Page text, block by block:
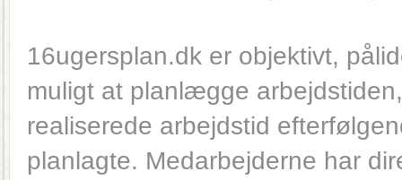
16ugersplan.dk er objektivt,
muligt at planlægge
realiserede arbejdstid
planlagte. Medarbejderne har